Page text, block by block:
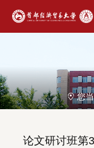
您
论文研讨班第